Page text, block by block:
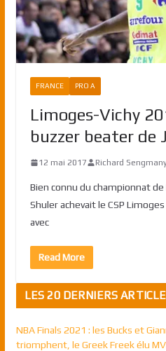
FRANCE PRO A
Limoges-Vichy
buzzer beater de
12 mai 2017 Richard
Bien connu du championnat de
Shuler achevait le CSP
avec
Read More
LES 20 DERNIERS
NBA Finals 2021 : les Bucks et
triomphent, le Greek Freek élu